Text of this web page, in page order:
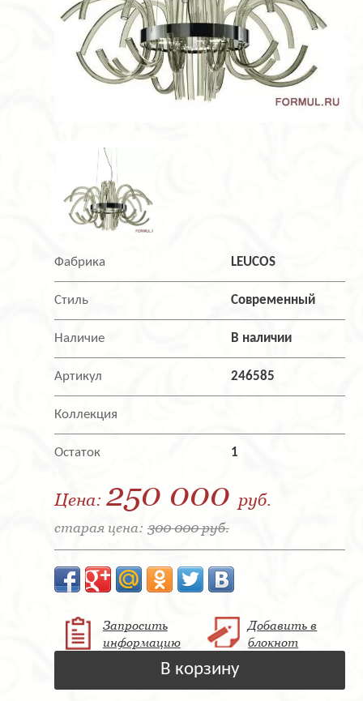
Фабрика LEUCOS
Стиль Современный
Наличие В наличии
Артикул 246585
Коллекция
Остаток 1
Цена: 250 000 руб.
старая цена: 300 000 руб.
Запросить
информацию
Добавить в
блокнот
В корзину